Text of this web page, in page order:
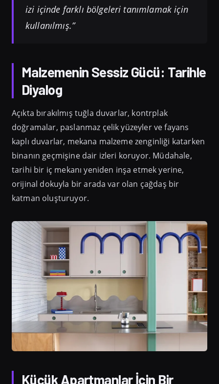
izi içinde farklı bölgeleri tanımlamak için
kullanılmış.”
Malzemenin Sessiz Gücü: Tarihle
Diyalog
Açıkta bırakılmış tuğla duvarlar, kontrplak
doğramalar, paslanmaz çelik yüzeyler ve fayans
kaplı duvarlar, mekana malzeme zenginliği katarken
binanın geçmişine dair izleri koruyor. Müdahale,
tarihi bir iç mekanı yeniden inşa etmek yerine,
orijinal dokuyla bir arada var olan çağdaş bir
katman oluşturuyor.
Küçük Apartmanlar İçin Bir